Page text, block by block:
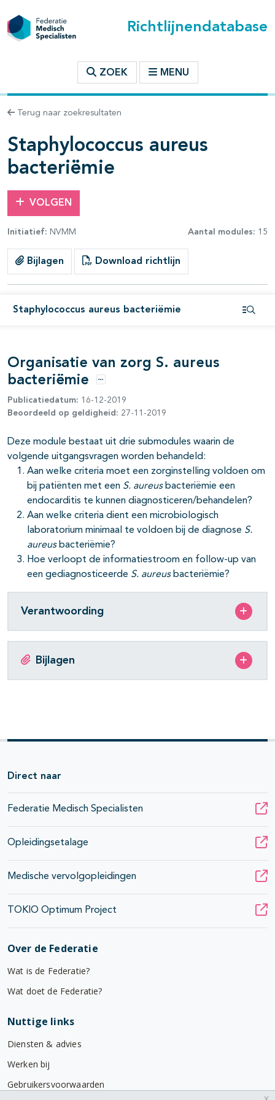
Richtlijnendatabase
ZOEK MENU
Terug naar zoekresultaten
Staphylococcus aureus
bacteriëmie
VOLGEN
Initiatief: NVMM Aantal modules: 15
Bijlagen Download richtlijn
Staphylococcus aureus bacteriëmie
binnen deze richtlijn
open- en dichtklappen
Organisatie van zorg S. aureus
bacteriëmie
Opties
Publicatiedatum: 16-12-2019
Beoordeeld op geldigheid: 27-11-2019
Deze module bestaat uit drie submodules waarin de
volgende uitgangsvragen worden behandeld:
Aan welke criteria moet een zorginstelling voldoen om
bij patiënten met een S. aureus bacteriëmie een
endocarditis te kunnen diagnosticeren/behandelen?
Aan welke criteria dient een microbiologisch
laboratorium minimaal te voldoen bij de diagnose S.
aureus bacteriëmie?
Hoe verloopt de informatiestroom en follow-up van
een gediagnosticeerde S. aureus bacteriëmie?
Verantwoording
Bijlagen
Direct naar
Federatie Medisch Specialisten
Opleidingsetalage
Medische vervolgopleidingen
TOKIO Optimum Project
Over de Federatie
Wat is de Federatie?
Wat doet de Federatie?
Nuttige links
Diensten & advies
Werken bij
Gebruikersvoorwaarden